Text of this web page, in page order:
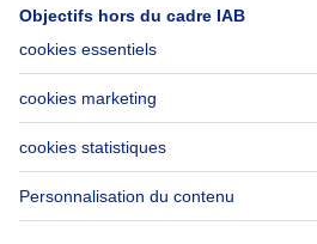
À propos
Immoweb
Presse
Emplois
Groupe Axel Springer
SeLoger.com